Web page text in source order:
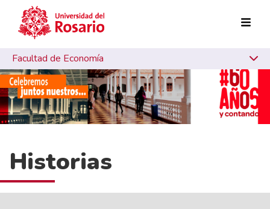
Pasar al contenido principal
Facultad de Economía
Historias